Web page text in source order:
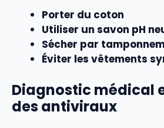
Porter du coton
Utiliser un savon pH
Sécher par
Éviter les vêtements
Diagnostic médical
des antiviraux